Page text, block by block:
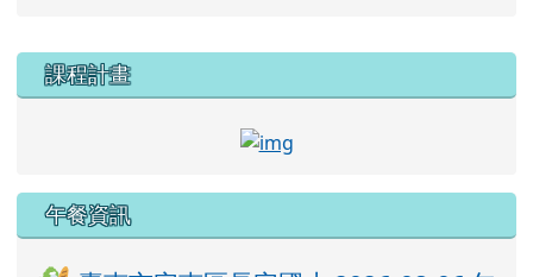
右邊區域內容
課程計畫
link to http://
午餐資訊